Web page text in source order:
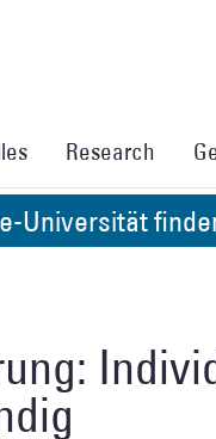
Research
Universität